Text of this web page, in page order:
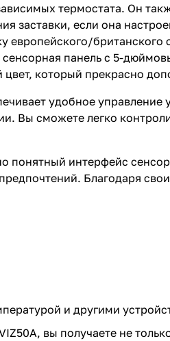
термостата. Он
заставки, если она
европейского/британского
сенсорная панель с 5-
который прекрасно
удобное
Вы сможете легко
понятный интерфейс
Благодаря
и другими
вы получаете не